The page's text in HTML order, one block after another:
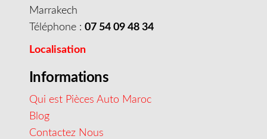
Marrakech
Téléphone : 07 54 09 48 34
Localisation
Informations
Qui est Pièces Auto Maroc
Blog
Contactez Nous